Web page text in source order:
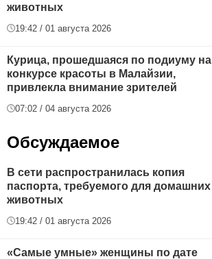
животных
19:42 / 01 августа 2026
Курица, прошедшаяся по подиуму на
конкурсе красоты в Малайзии,
привлекла внимание зрителей
07:02 / 04 августа 2026
Обсуждаемое
В сети распространилась копия
паспорта, требуемого для домашних
животных
19:42 / 01 августа 2026
«Самые умные» женщины по дате